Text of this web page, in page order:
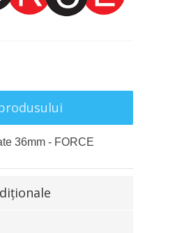
36mm - FORCE